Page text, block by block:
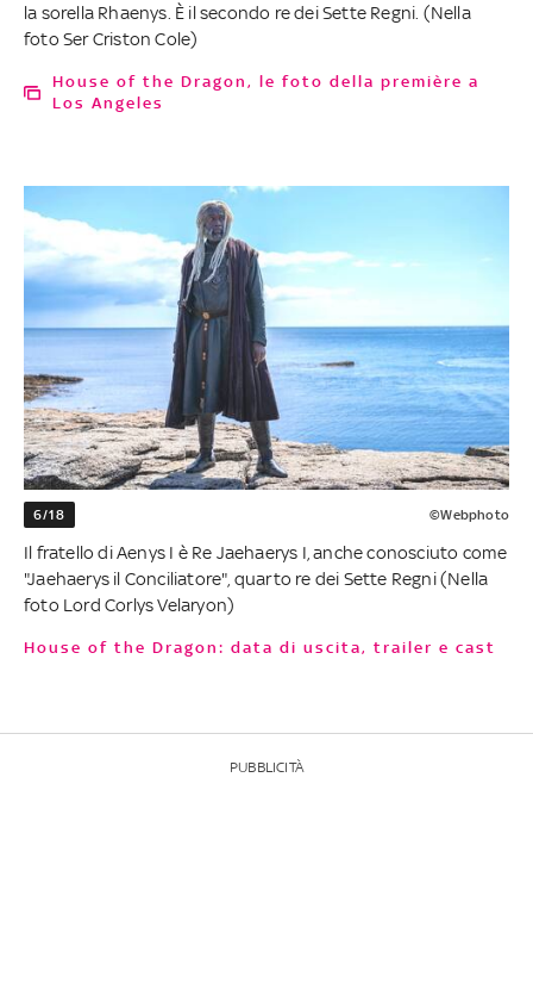
la sorella Rhaenys. È il secondo re dei Sette Regni. (Nella
foto Ser Criston Cole)
House of the Dragon, le foto della première a
Los Angeles
6/18 ©Webphoto
Il fratello di Aenys I è Re Jaehaerys I, anche conosciuto come
"Jaehaerys il Conciliatore", quarto re dei Sette Regni (Nella
foto Lord Corlys Velaryon)
House of the Dragon: data di uscita, trailer e cast
PUBBLICITÀ